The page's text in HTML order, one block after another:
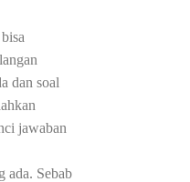
dan soal
jawaban
ada. Sebab